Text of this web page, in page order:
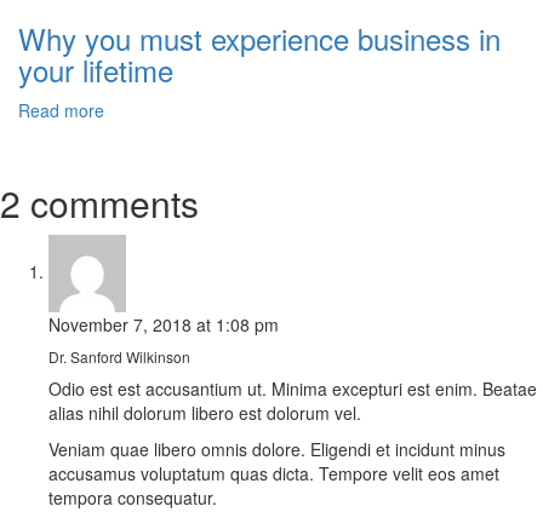
Why you must experience business in
your lifetime
Read more
2 comments
November 7, 2018 at 1:08 pm
Dr. Sanford Wilkinson
Odio est est accusantium ut. Minima excepturi est enim. Beatae
alias nihil dolorum libero est dolorum vel.
Veniam quae libero omnis dolore. Eligendi et incidunt minus
accusamus voluptatum quas dicta. Tempore velit eos amet
tempora consequatur.